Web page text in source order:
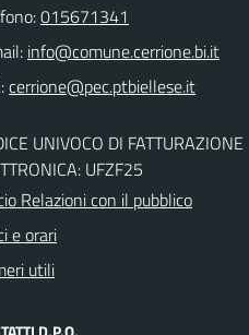
015671341
UNIVOCO DI FATTURAZIONE
UFZF25
Relazioni con il pubblico
e orari
utili